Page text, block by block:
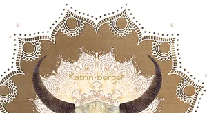
Katrin Berger